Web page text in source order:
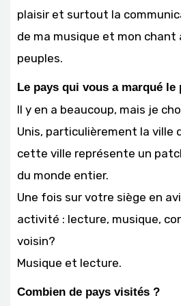
plaisir et surtout la
de ma musique et mon
peuples.
Le pays qui vous a marqué
Il y en a beaucoup, mais je
Unis, particulièrement la ville
cette ville représente un
du monde entier.
Une fois sur votre siège en
activité : lecture, musique,
voisin?
Musique et lecture.
Combien de pays visités ?